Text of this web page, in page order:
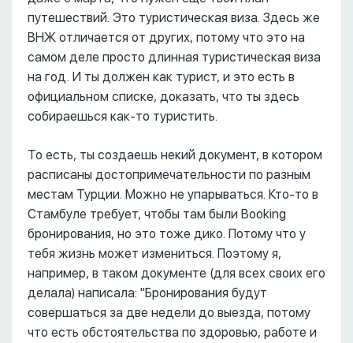
путешествий. Это туристическая виза. Здесь же
ВНЖ отличается от других, потому что это на
самом деле просто длинная туристическая виза
на год. И ты должен как турист, и это есть в
официальном списке, доказать, что ты здесь
собираешься как-то туристить.
То есть, ты создаешь некий документ, в котором
расписаны достопримечательности по разным
местам Турции. Можно не упарываться. Кто-то в
Стамбуле требует, чтобы там были Booking
бронирования, но это тоже дико. Потому что у
тебя жизнь может измениться. Поэтому я,
например, в таком документе (для всех своих его
делала) написала: "Бронирования будут
совершаться за две недели до выезда, потому
что есть обстоятельства по здоровью, работе и